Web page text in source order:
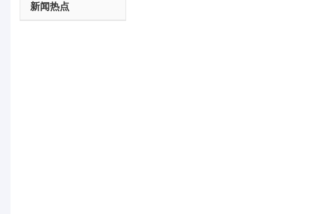
新闻热点